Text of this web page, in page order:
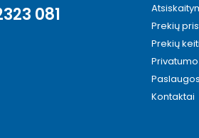
081
Prekių
Prekių
Paslaugos
Kontaktai